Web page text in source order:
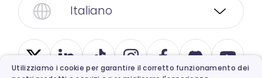
Italiano
Utilizziamo i cookie per garantire il corretto funzionamento dei